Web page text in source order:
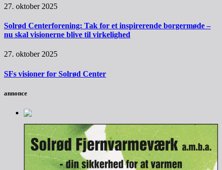
27. oktober 2025
Solrød Centerforening: Tak for et inspirerende borgermøde –
nu skal visionerne blive til virkelighed
27. oktober 2025
SFs visioner for Solrød Center
annonce